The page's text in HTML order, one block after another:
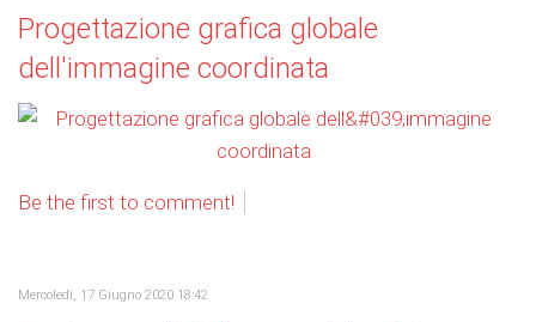
Progettazione grafica globale
dell'immagine coordinata
Be the first to comment!
Mercoledì, 17 Giugno 2020 18:42